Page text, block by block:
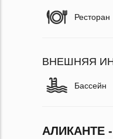
Ресторан
ВНЕШНЯЯ
Бассейн
АЛИКАНТЕ